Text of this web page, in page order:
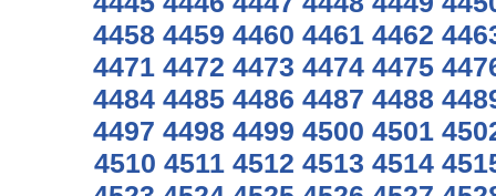
4458 4459 4460 4461 4462
4471 4472 4473 4474 4475
4484 4485 4486 4487 4488
4497 4498 4499 4500 4501
4510 4511 4512 4513 4514